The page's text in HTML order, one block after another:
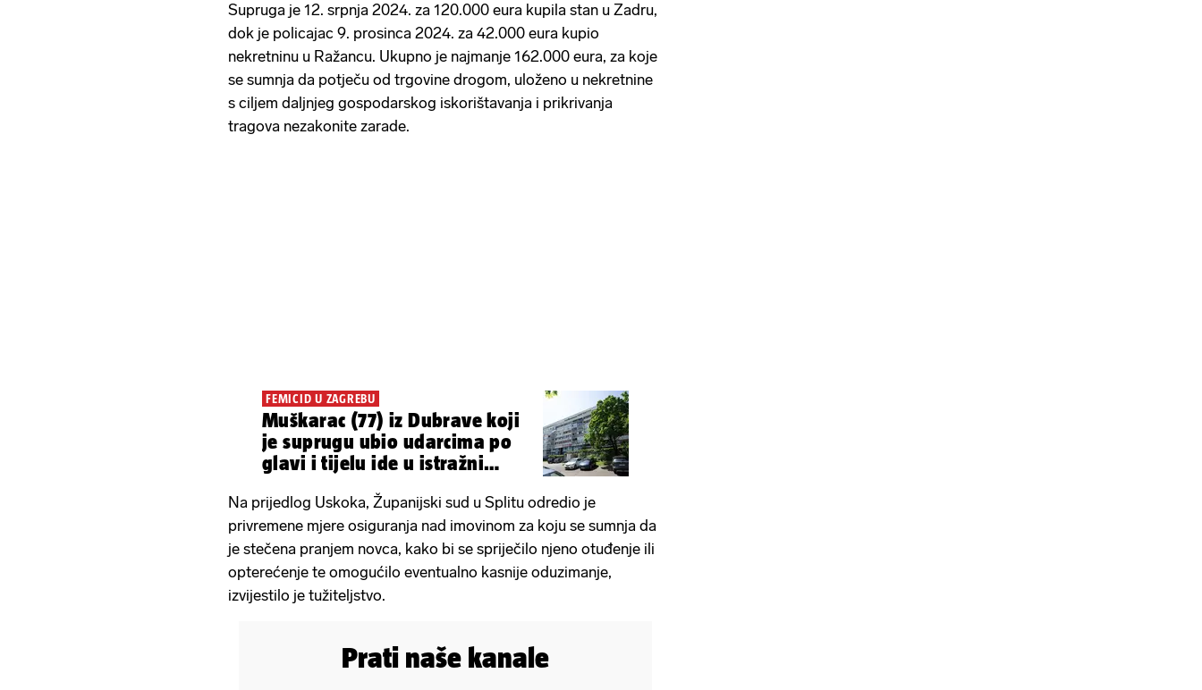
Supruga je 12. srpnja 2024. za 120.000 eura kupila stan u Zadru,
dok je policajac 9. prosinca 2024. za 42.000 eura kupio
nekretninu u Ražancu. Ukupno je najmanje 162.000 eura, za koje
se sumnja da potječu od trgovine drogom, uloženo u nekretnine
s ciljem daljnjeg gospodarskog iskorištavanja i prikrivanja
tragova nezakonite zarade.
FEMICID U ZAGREBU
Muškarac (77) iz Dubrave koji
je suprugu ubio udarcima po
glavi i tijelu ide u istražni
Na prijedlog Uskoka, Županijski sud u Splitu odredio je
privremene mjere osiguranja nad imovinom za koju se sumnja da
je stečena pranjem novca, kako bi se spriječilo njeno otuđenje ili
opterećenje te omogućilo eventualno kasnije oduzimanje,
izvijestilo je tužiteljstvo.
Prati naše kanale